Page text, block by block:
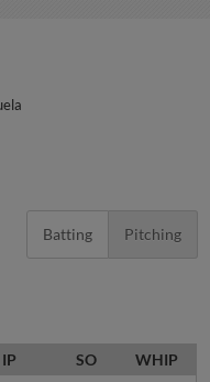
Batting Pitching
IP SO WHIP